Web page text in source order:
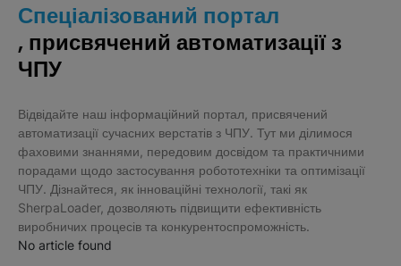
Спеціалізований портал
, присвячений автоматизації з
ЧПУ
Відвідайте наш інформаційний портал, присвячений
автоматизації сучасних верстатів з ЧПУ. Тут ми ділимося
фаховими знаннями, передовим досвідом та практичними
порадами щодо застосування робототехніки та оптимізації
ЧПУ. Дізнайтеся, як інноваційні технології, такі як
SherpaLoader, дозволяють підвищити ефективність
виробничих процесів та конкурентоспроможність.
No article found